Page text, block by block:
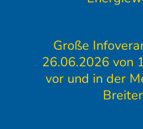
Große
26.06.2026 von
vor und in der